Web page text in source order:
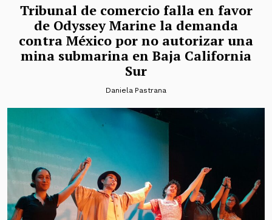
Tribunal de comercio falla en favor
de Odyssey Marine la demanda
contra México por no autorizar una
mina submarina en Baja California
Sur
Daniela Pastrana